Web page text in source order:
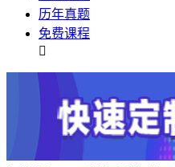
历年真题
免费课程
